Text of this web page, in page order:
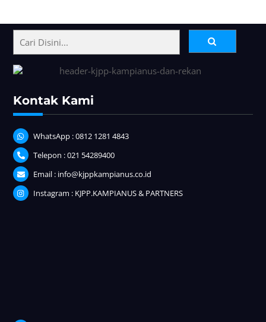
Back
To
Top
Kontak Kami
WhatsApp : 0812 1281 4843
Telepon : 021 54289400
Email : info@kjppkampianus.co.id
Instagram : KJPP.KAMPIANUS & PARTNERS